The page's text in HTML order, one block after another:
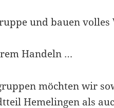
und bauen volles
Handeln …
möchten wir
Hemelingen als